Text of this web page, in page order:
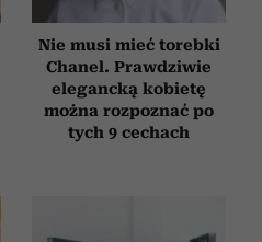
Nie musi mieć torebki
Chanel. Prawdziwie
elegancką kobietę
można rozpoznać po
tych 9 cechach